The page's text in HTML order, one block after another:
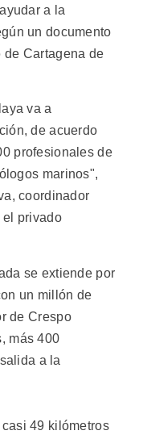
a la
un documento
Cartagena de
va a
de acuerdo
profesionales de
marinos",
coordinador
el privado
se extiende por
un millón de
de Crespo
más 400
a la
49 kilómetros